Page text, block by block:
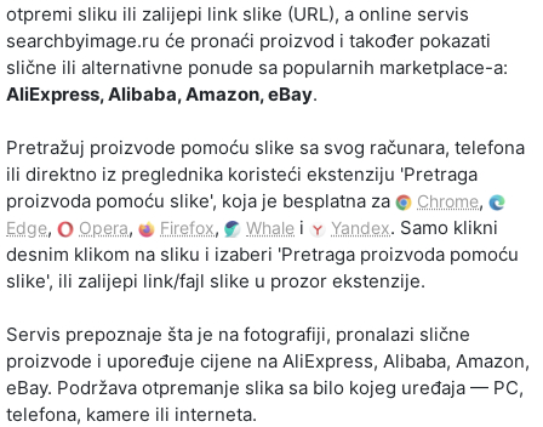
otpremi sliku ili zalijepi link slike (URL), a online servis
searchbyimage.ru će pronaći proizvod i također pokazati
slične ili alternativne ponude sa popularnih marketplace-a:
AliExpress, Alibaba, Amazon, eBay.
Pretražuj proizvode pomoću slike sa svog računara, telefona
ili direktno iz preglednika koristeći ekstenziju 'Pretraga
proizvoda pomoću slike', koja je besplatna za
Chrome,
Edge, Opera, Firefox, Whale i Yandex. Samo klikni
desnim klikom na sliku i izaberi 'Pretraga proizvoda pomoću
slike', ili zalijepi link/fajl slike u prozor ekstenzije.
Servis prepoznaje šta je na fotografiji, pronalazi slične
proizvode i upoređuje cijene na AliExpress, Alibaba, Amazon,
eBay. Podržava otpremanje slika sa bilo kojeg uređaja — PC,
telefona, kamere ili interneta.